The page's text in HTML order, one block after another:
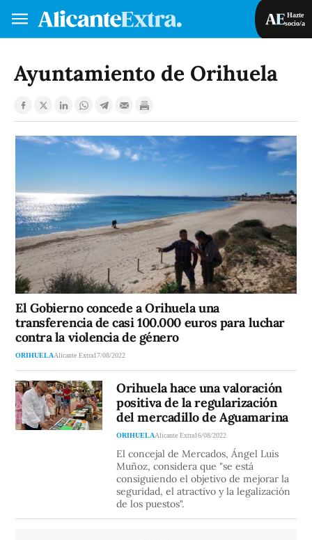
Hazte
socio/a
VA
Ayuntamiento de Orihuela
El Gobierno concede a Orihuela una
transferencia de casi 100.000 euros para luchar
contra la violencia de género
ORIHUELAAlicante Extra17/08/2022
Orihuela hace una valoración
positiva de la regularización
del mercadillo de Aguamarina
ORIHUELAAlicante Extra16/08/2022
El concejal de Mercados, Ángel Luis
Muñoz, considera que "se está
consiguiendo el objetivo de mejorar la
seguridad, el atractivo y la legalización
de los puestos".